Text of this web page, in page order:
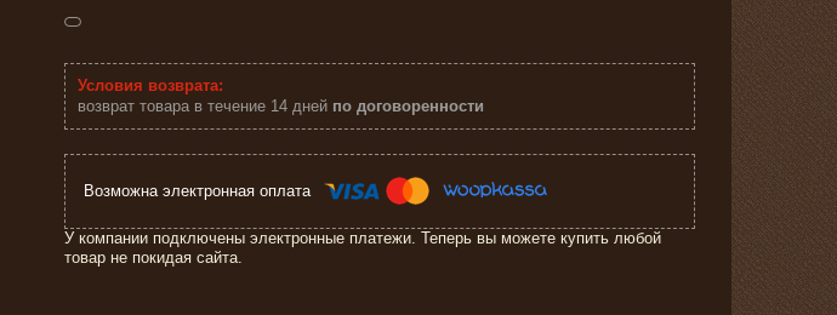
возврат товара в течение 14 дней по договоренности
У компании подключены электронные платежи. Теперь вы можете купить любой
товар не покидая сайта.